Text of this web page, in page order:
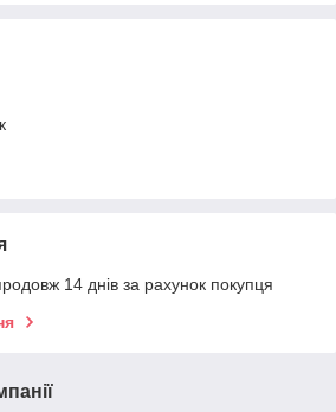
14 днів за рахунок покупця